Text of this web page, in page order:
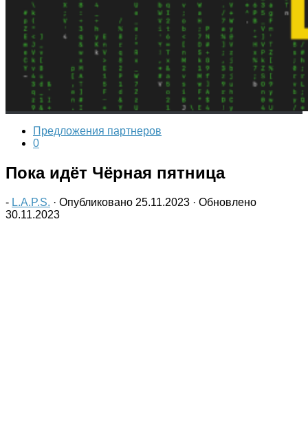
Предложения партнеров
0
Пока идёт Чёрная пятница
- L.A.P.S. · Опубликовано 25.11.2023 · Обновлено
30.11.2023